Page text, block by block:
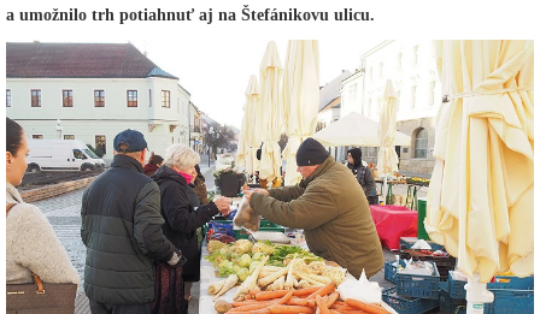
a umožnilo trh potiahnuť aj na Štefánikovu ulicu.